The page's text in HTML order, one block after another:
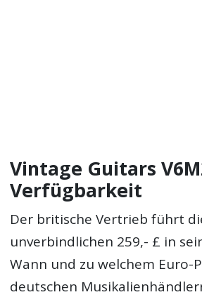
Vintage Guitars
Verfügbarkeit
Der britische Vertrieb führt
unverbindlichen 259,- £ in
Wann und zu welchem Euro-
deutschen